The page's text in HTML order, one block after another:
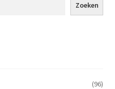
Zoeken
(96)